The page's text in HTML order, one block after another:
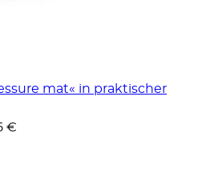
mat« in praktischer
€